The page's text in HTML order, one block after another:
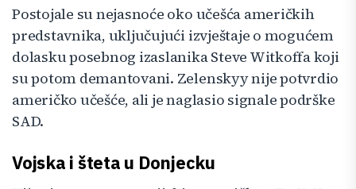
Postojale su nejasnoće oko učešća američkih
predstavnika, uključujući izvještaje o mogućem
dolasku posebnog izaslanika Steve Witkoffa koji
su potom demantovani. Zelenskyy nije potvrdio
američko učešće, ali je naglasio signale podrške
SAD.
Vojska i šteta u Donjecku